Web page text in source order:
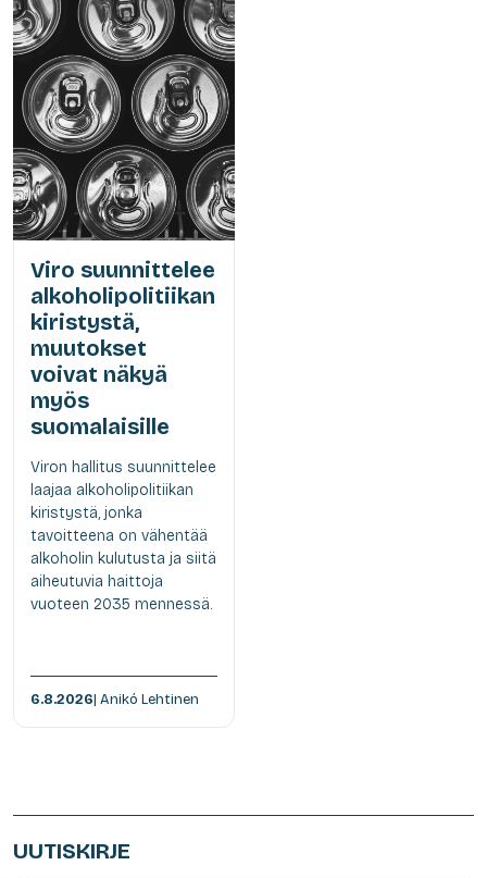
Viro suunnittelee
alkoholipolitiikan
kiristystä,
muutokset
voivat näkyä
myös
suomalaisille
Viron hallitus suunnittelee
laajaa alkoholipolitiikan
kiristystä, jonka
tavoitteena on vähentää
alkoholin kulutusta ja siitä
aiheutuvia haittoja
vuoteen 2035 mennessä.
6.8.2026| Anikó Lehtinen
UUTISKIRJE